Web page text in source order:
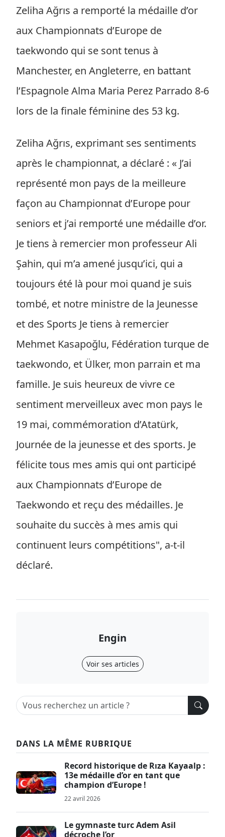
Zeliha Ağrıs a remporté la médaille d’or
aux Championnats d’Europe de
taekwondo qui se sont tenus à
Manchester, en Angleterre, en battant
l’Espagnole Alma Maria Perez Parrado 8-6
lors de la finale féminine des 53 kg.
Zeliha Ağrıs, exprimant ses sentiments
après le championnat, a déclaré : « J’ai
représenté mon pays de la meilleure
façon au Championnat d’Europe pour
seniors et j’ai remporté une médaille d’or.
Je tiens à remercier mon professeur Ali
Şahin, qui m’a amené jusqu’ici, qui a
toujours été là pour moi quand je suis
tombé, et notre ministre de la Jeunesse
et des Sports Je tiens à remercier
Mehmet Kasapoğlu, Fédération turque de
taekwondo, et Ülker, mon parrain et ma
famille. Je suis heureux de vivre ce
sentiment merveilleux avec mon pays le
19 mai, commémoration d’Atatürk,
Journée de la jeunesse et des sports. Je
félicite tous mes amis qui ont participé
aux Championnats d’Europe de
Taekwondo et reçu des médailles. Je
souhaite du succès à mes amis qui
continuent leurs compétitions", a-t-il
déclaré.
Engin
Voir ses articles
DANS LA MÊME RUBRIQUE
Record historique de Rıza Kayaalp :
13e médaille d’or en tant que
champion d’Europe !
22 avril 2026
Le gymnaste turc Adem Asil
décroche l’or